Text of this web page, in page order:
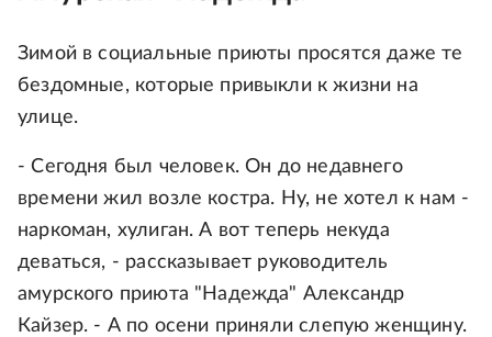
Зимой в социальные приюты просятся даже те
бездомные, которые привыкли к жизни на
улице.
- Сегодня был человек. Он до недавнего
времени жил возле костра. Ну, не хотел к нам -
наркоман, хулиган. А вот теперь некуда
деваться, - рассказывает руководитель
амурского приюта "Надежда" Александр
Кайзер. - А по осени приняли слепую женщину.